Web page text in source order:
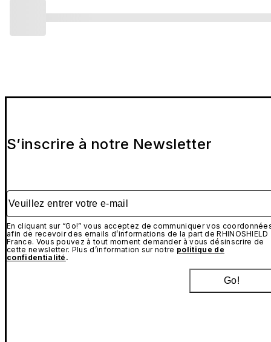
S’inscrire à notre Newsletter
Veuillez entrer votre e-mail
En cliquant sur “Go!” vous acceptez de communiquer vos
afin de recevoir des emails d’informations de la part de RHINOSHIELD
France. Vous pouvez à tout moment demander à vous désinscrire de
cette newsletter. Plus d’information sur notre politique de
confidentialité .
Go!